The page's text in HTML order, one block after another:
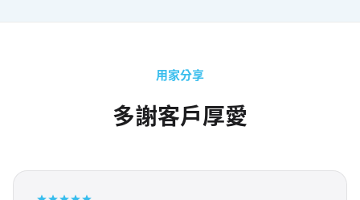
用家分享
多謝客戶厚愛